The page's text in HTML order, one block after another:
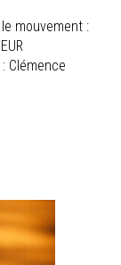
mouvement :
Clémence